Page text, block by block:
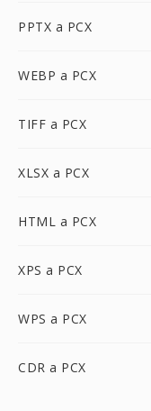
PPTX a PCX
WEBP a PCX
TIFF a PCX
XLSX a PCX
HTML a PCX
XPS a PCX
WPS a PCX
CDR a PCX